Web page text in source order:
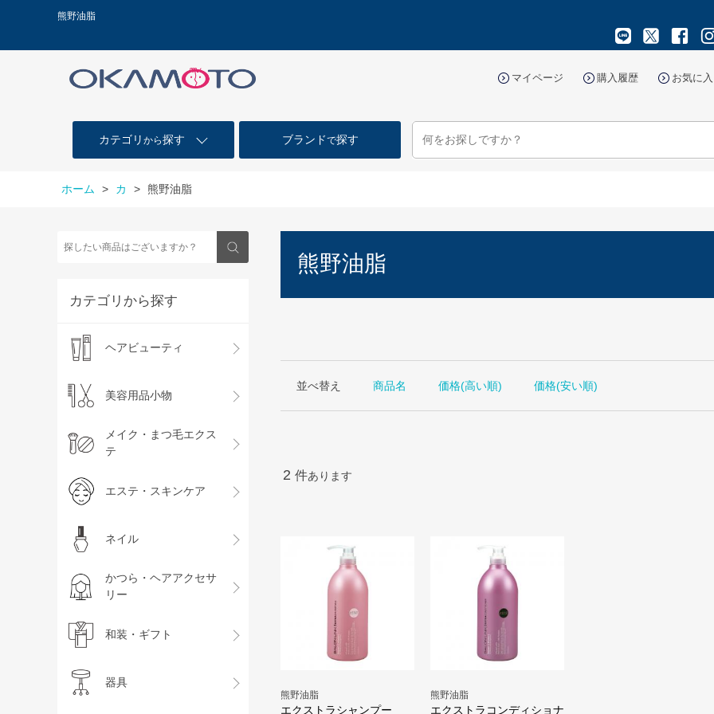
熊野油脂
マイページ 購入履歴 お気に
カテゴリ から探す ブランドで探す
ホーム > カ > 熊野油脂
カテゴリから探す
ヘアビューティ
美容用品小物
メイク・まつ毛エクス
テ
エステ・スキンケア
ネイル
かつら・ヘアアクセサ
リー
和装・ギフト
器具
熊野油脂
並べ替え 商品名 価格(高い順) 価格(安い順)
2 件あります
熊野油脂
エクストラシャンプー
熊野油脂
エクストラコンディショナ